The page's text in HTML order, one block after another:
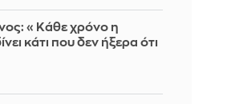
«Κάθε χρόνο η
κάτι που δεν ήξερα ότι